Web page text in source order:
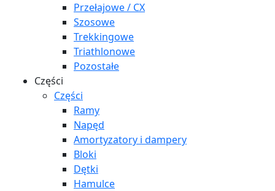
Przełajowe / CX
Szosowe
Trekkingowe
Triathlonowe
Pozostałe
Części
Części
Ramy
Napęd
Amortyzatory i dampery
Bloki
Dętki
Hamulce